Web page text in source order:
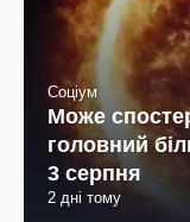
Соціум
Може
головний
3 серпня
2 дні тому